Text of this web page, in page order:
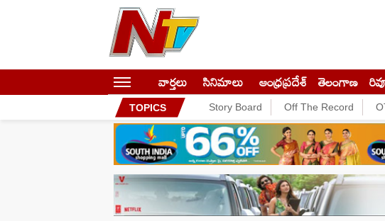
వార్తలు సినిమాలు ఆంధ్రప్రదేశ్ తెలంగాణ
TOPICS Story Board Off The Record